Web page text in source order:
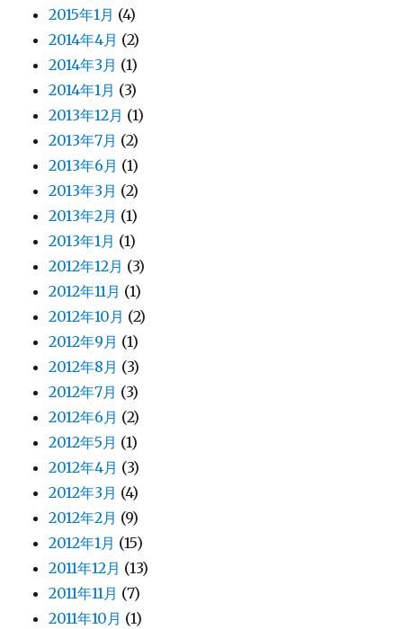
2015年1月 (4)
2014年4月 (2)
2014年3月 (1)
2014年1月 (3)
2013年12月 (1)
2013年7月 (2)
2013年6月 (1)
2013年3月 (2)
2013年2月 (1)
2013年1月 (1)
2012年12月 (3)
2012年11月 (1)
2012年10月 (2)
2012年9月 (1)
2012年8月 (3)
2012年7月 (3)
2012年6月 (2)
2012年5月 (1)
2012年4月 (3)
2012年3月 (4)
2012年2月 (9)
2012年1月 (15)
2011年12月 (13)
2011年11月 (7)
2011年10月 (1)